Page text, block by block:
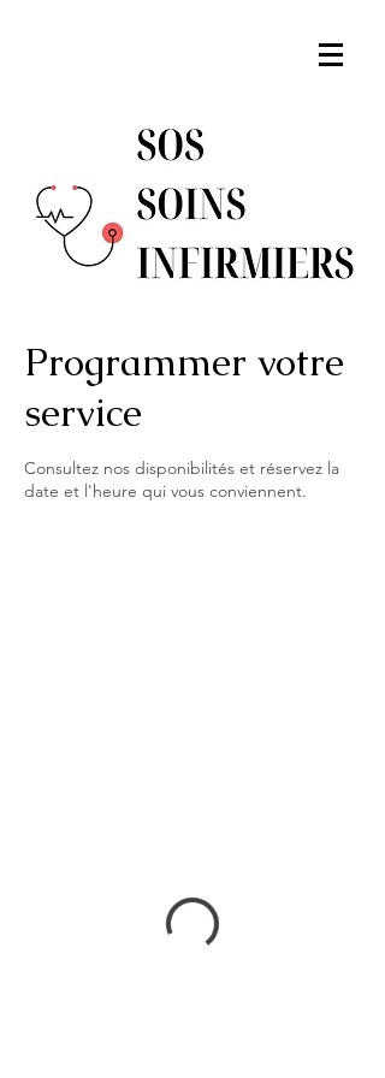
Programmer votre
service
Consultez nos disponibilités et réservez la
date et l'heure qui vous conviennent.